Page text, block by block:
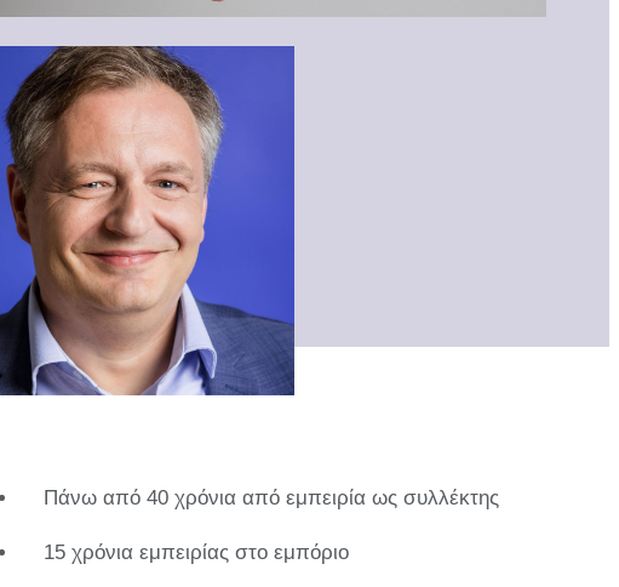
Πάνω από 40 χρόνια από εμπειρία ως συλλέκτης
15 χρόνια εμπειρίας στο εμπόριο